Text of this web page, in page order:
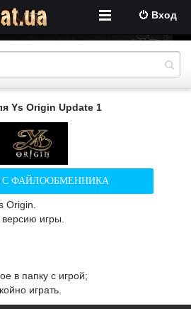
Вход
Ys Origin Update 1
С ФАЙЛООБМЕННИКА
Origin.
игры.
в папку с игрой;
играть.